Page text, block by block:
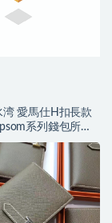
愛馬仕H扣長款
系列錢包所有